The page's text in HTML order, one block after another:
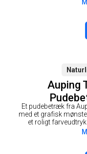
Auping
Et pudebetræk fra
med et grafisk
et roligt